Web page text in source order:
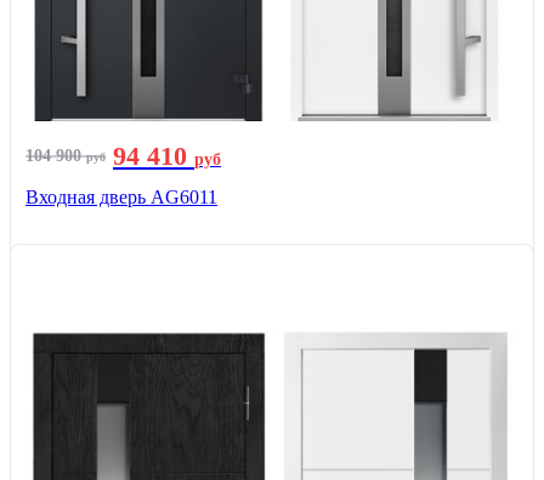
104 900руб 94 410 руб
Входная дверь AG6011